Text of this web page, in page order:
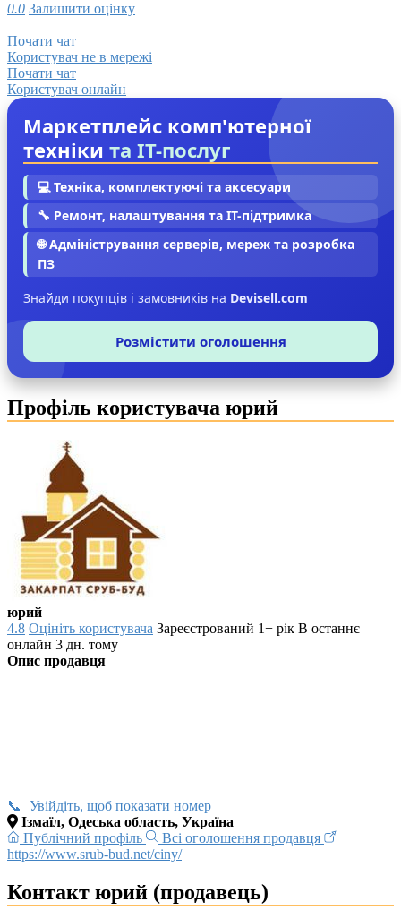
0.0 Залишити оцінку
Почати чат
Користувач не в мережі
Почати чат
Користувач онлайн
Маркетплейс комп'ютерної
техніки та IT-послуг
💻 Техніка, комплектуючі та аксесуари
🔧 Ремонт, налаштування та IT-підтримка
🌐 Адміністрування серверів, мереж та розробка
ПЗ
Знайди покупців і замовників на Devisell.com
Розмістити оголошення
Профіль користувача юрий
юрий
4.8 Оцініть користувача Зареєстрований 1+ рік В останнє
онлайн 3 дн. тому
Опис продавця
Увійдіть, щоб показати номер
Ізмаїл, Одеська область, Україна
Публічний профіль
Всі оголошення продавця
https://www.srub-bud.net/ciny/
Контакт юрий (продавець)